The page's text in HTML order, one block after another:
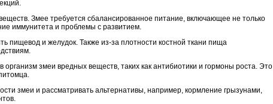
Змее требуется сбалансированное питание, включающее не только
иммунитета и проблемы с развитием.
пищевод и желудок. Также из-за плотности костной ткани пища
организм змеи вредных веществ, таких как антибиотики и гормоны роста. Это
змеи и рассматривать альтернативы, например, кормление грызунами,